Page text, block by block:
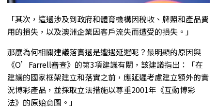
「其次，這還涉及到政府和體育機構因稅收、牌照和產品費
用的損失，以及澳洲企業因客戶流失而遭受的損失。」
那麼為何相關建議落實還是遭遇延遲呢？最明顯的原因與
《O’Farrell審查》的第3項建議有關，該建議指出：「在
建議的國家框架建立和落實之前，應延遲考慮建立額外的實
況博彩產品，並採取立法措施以尊重2001年《互動博彩
法》的原始意圖。」